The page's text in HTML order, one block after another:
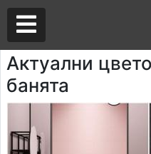
Актуални
банята
Аз съм майстор
Търся майстор